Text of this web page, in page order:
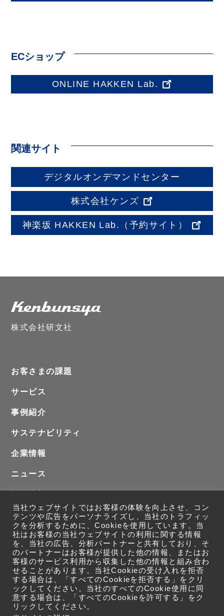
ECショップ
ONLINE HAKKEN Lab.
関連サイト
デジタルオンデマンドセンター
株式会社ケンズ
神楽坂 HAKKEN Lab. （予約サイト）
株式会社研文社
お客さまの課題
サービス
事例紹介
サステナビリティ
企業情報
ニュース
お問い合わせ
サイト利用規約
当社ウェブサイトではお客様の体験を向上させ、コン
テンツや広告をパーソナライズし、当社のトラフィッ
クを分析するために、Cookieを使用しています。当
社はお客様の当社ウェブサイトの利用に関する情報
を、当社の広告、分析パートナーと共有しており、そ
のパートナーはお客様が提供した他の情報、またはお
客様のサービス利用から収集した他の情報と組み合わ
せることがあります。当社Cookieの受け入れを拒否
する場合は、「すべてのCookieを拒否する」をクリ
ックしてください。当社のすべてのCookie使用に同
意する場合は、「すべてのCookieを許可する」をク
リックしてください。